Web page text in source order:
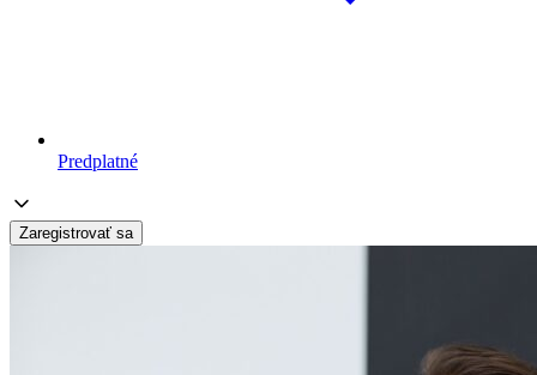
Predplatné
Zaregistrovať sa